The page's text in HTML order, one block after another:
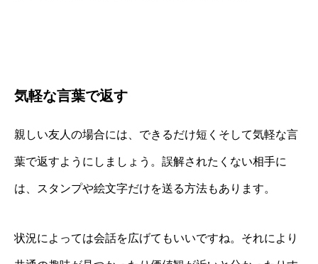
気軽な言葉で返す
親しい友人の場合には、できるだけ短くそして気軽な言
葉で返すようにしましょう。誤解されたくない相手に
は、スタンプや絵文字だけを送る方法もあります。
状況によっては会話を広げてもいいですね。それにより